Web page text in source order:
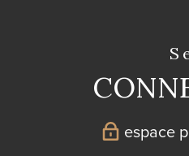
espace